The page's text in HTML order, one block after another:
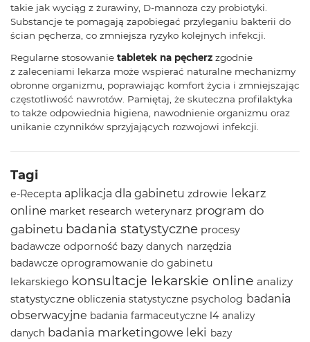
takie jak wyciąg z żurawiny, D-mannoza czy probiotyki.
Substancje te pomagają zapobiegać przyleganiu bakterii do
ścian pęcherza, co zmniejsza ryzyko kolejnych infekcji.
Regularne stosowanie tabletek na pęcherz zgodnie
z zaleceniami lekarza może wspierać naturalne mechanizmy
obronne organizmu, poprawiając komfort życia i zmniejszając
częstotliwość nawrotów. Pamiętaj, że skuteczna profilaktyka
to także odpowiednia higiena, nawodnienie organizmu oraz
unikanie czynników sprzyjających rozwojowi infekcji.
Tagi
e-Recepta aplikacja dla gabinetu zdrowie
lekarz
online market research weterynarz program do
gabinetu badania statystyczne procesy
badawcze odporność bazy danych narzędzia
badawcze oprogramowanie do gabinetu
lekarskiego konsultacje lekarskie online analizy
statystyczne obliczenia statystyczne psycholog badania
obserwacyjne badania farmaceutyczne l4 analizy
danych badania marketingowe leki bazy